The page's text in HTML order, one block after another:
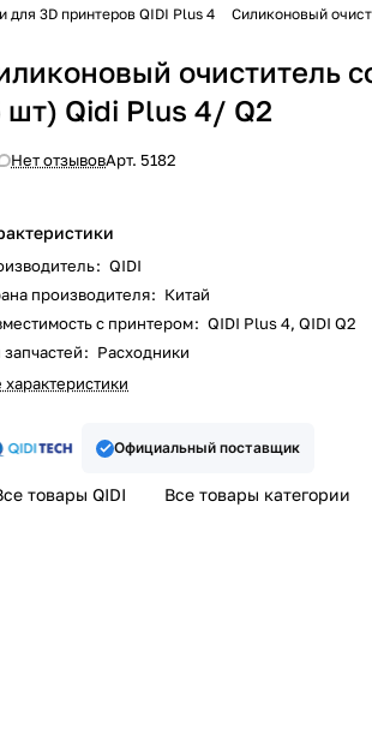
для 3D принтеров QIDI Plus 4 Силиконовый
очиститель
шт) Qidi Plus 4/ Q2
Нет отзывовАрт. 5182
: QIDI
производителя: Китай
с принтером: QIDI Plus 4, QIDI Q2
запчастей: Расходники
характеристики
Официальный поставщик
товары QIDI Все товары категории